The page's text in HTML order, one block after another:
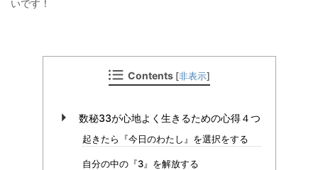
いです！
Contents [非表示]
数秘33が心地よく生きるための心得４つ
起きたら『今日のわたし』を選択をする
自分の中の『3』を解放する